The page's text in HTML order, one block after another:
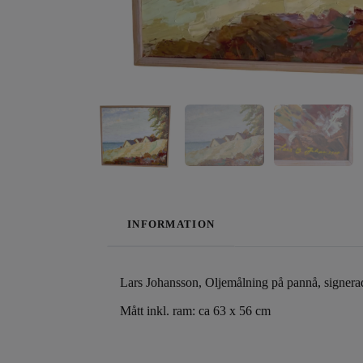
INFORMATION
Lars Johansson, Oljemålning på pannå,
Mått inkl. ram: ca 63 x 56 cm